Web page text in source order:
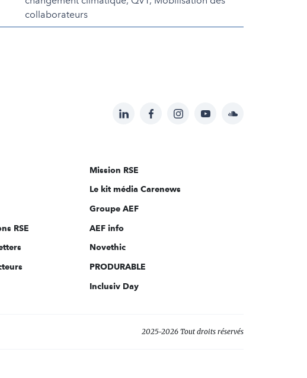
collaborateurs
Suivez-
sur:
LinkedInFacebookInstagramYouTubeSoundcloud
RSE
Mission RSE
Le kit média Carenews
Groupe AEF
AEF info
Novethic
PRODURABLE
Inclusiv Day
2025-2026 Tout droits réservés